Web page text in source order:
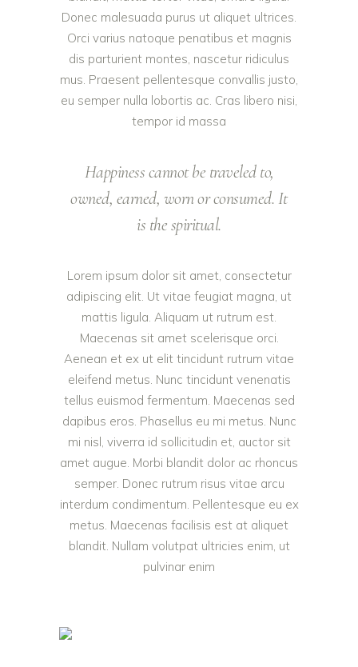
Donec malesuada purus ut aliquet ultrices.
Orci varius natoque penatibus et magnis
dis parturient montes, nascetur ridiculus
mus. Praesent pellentesque convallis justo,
eu semper nulla lobortis ac. Cras libero nisi,
tempor id massa
Happiness cannot be traveled to,
owned, earned, worn or consumed. It
is the spiritual.
Lorem ipsum dolor sit amet, consectetur
adipiscing elit. Ut vitae feugiat magna, ut
mattis ligula. Aliquam ut rutrum est.
Maecenas sit amet scelerisque orci.
Aenean et ex ut elit tincidunt rutrum vitae
eleifend metus. Nunc tincidunt venenatis
tellus euismod fermentum. Maecenas sed
dapibus eros. Phasellus eu mi metus. Nunc
mi nisl, viverra id sollicitudin et, auctor sit
amet augue. Morbi blandit dolor ac rhoncus
semper. Donec rutrum risus vitae arcu
interdum condimentum. Pellentesque eu ex
metus. Maecenas facilisis est at aliquet
blandit. Nullam volutpat ultricies enim, ut
pulvinar enim